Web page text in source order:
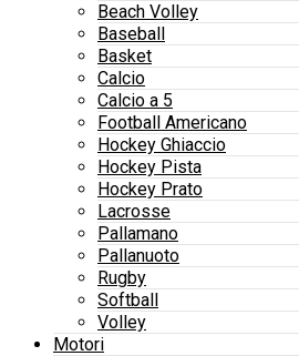
Beach Volley
Baseball
Basket
Calcio
Calcio a 5
Football Americano
Hockey Ghiaccio
Hockey Pista
Hockey Prato
Lacrosse
Pallamano
Pallanuoto
Rugby
Softball
Volley
Motori